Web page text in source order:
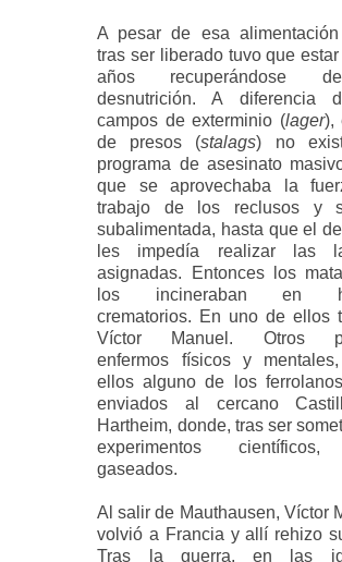
A pesar de esa alimentación
tras ser liberado tuvo que
años recuperándose
desnutrición. A diferencia
campos de exterminio (lager),
de presos (stalags) no
programa de asesinato
que se aprovechaba la
trabajo de los reclusos y
subalimentada, hasta que el
les impedía realizar las
asignadas. Entonces los
los incineraban en
crematorios. En uno de ellos
Víctor Manuel. Otros
enfermos físicos y
ellos alguno de los
enviados al cercano
Hartheim, donde, tras ser
experimentos
gaseados.
Al salir de Mauthausen, Víctor
volvió a Francia y allí rehizo
Tras la guerra, en las